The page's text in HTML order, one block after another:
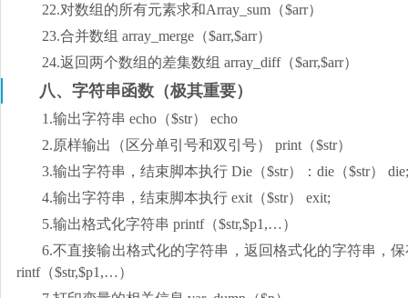
22.对数组的所有元素求和Array_sum（$arr）
23.合并数组 array_merge（$arr,$arr）
24.返回两个数组的差集数组 array_diff（$arr,$arr）
八、字符串函数（极其重要）
1.输出字符串 echo（$str） echo
2.原样输出（区分单引号和双引号） print（$str）
3.输出字符串，结束脚本执行 Die（$str）：die（$str） die;
4.输出字符串，结束脚本执行 exit（$str） exit;
5.输出格式化字符串 printf（$str,$p1,…）
6.不直接输出格式化的字符串，返回格式化的字符串，
rintf（$str,$p1,…）